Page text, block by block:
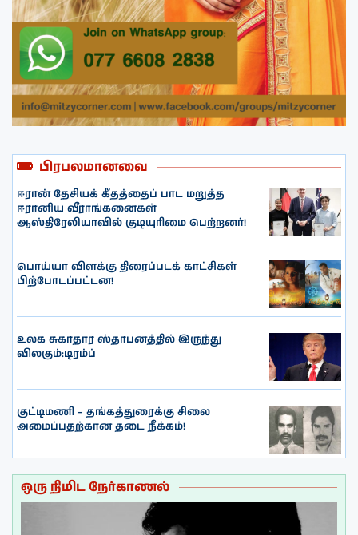
பிரபலமானவை
ஈரான் தேசியக் கீதத்தைப் பாட மறுத்த
ஈரானிய வீராங்கனைகள்
ஆஸ்திரேலியாவில் குடியுரிமை பெற்றனர்!
பொய்யா விளக்கு திரைப்படக் காட்சிகள்
பிற்போடப்பட்டன!
உலக சுகாதார ஸ்தாபனத்தில் இருந்து
விலகும்:டிரம்ப்
குட்டிமணி – தங்கத்துரைக்கு சிலை
அமைப்பதற்கான தடை நீக்கம்!
ஒரு நிமிட நேர்காணல்